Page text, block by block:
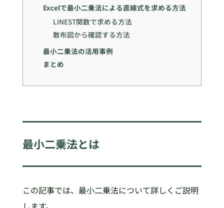
Excelで最小二乗法による直線式を求める方法
LINEST関数で求める方法
散布図から確認する方法
最小二乗法の活用事例
まとめ
最小二乗法とは
この記事では、最小二乗法について詳しくご説明